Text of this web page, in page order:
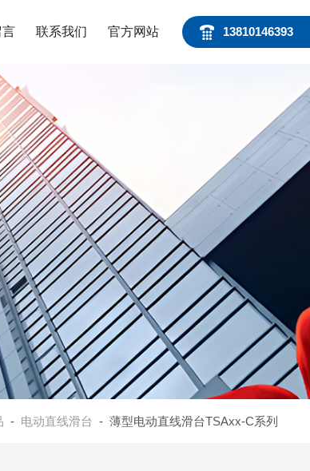
13810146393
言 联系我们 官方网站
- 电动直线滑台 - 薄型电动直线滑台TSAxx-C系列